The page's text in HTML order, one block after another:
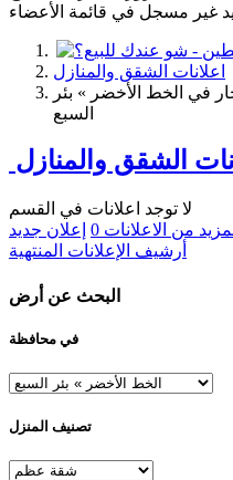
غير مسجل في قائمة الأعضاء
اعلانات الشقق والمنازل
في الخط الأخضر » بئر
السبع
الشقق والمنازل
لا توجد اعلانات في القسم
من الاعلانات 0 إعلان جديد
أرشيف الإعلانات المنتهية
البحث عن أرض
في محافظة
تصنيف المنزل